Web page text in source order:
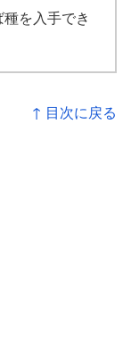
を入手でき
↑ 目次に戻る